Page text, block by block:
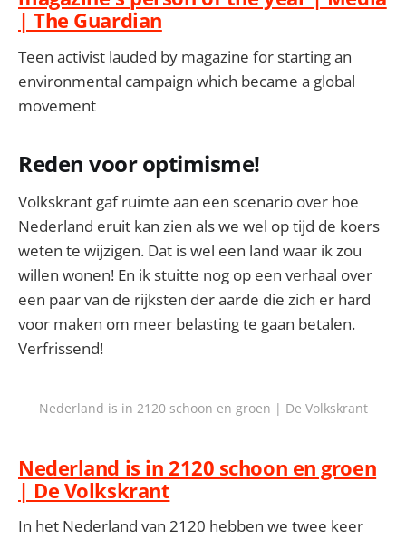
| The Guardian
Teen activist lauded by magazine for starting an
environmental campaign which became a global
movement
Reden voor optimisme!
Volkskrant gaf ruimte aan een scenario over hoe
Nederland eruit kan zien als we wel op tijd de koers
weten te wijzigen. Dat is wel een land waar ik zou
willen wonen! En ik stuitte nog op een verhaal over
een paar van de rijksten der aarde die zich er hard
voor maken om meer belasting te gaan betalen.
Verfrissend!
Nederland is in 2120 schoon en groen | De Volkskrant
Nederland is in 2120 schoon en groen
| De Volkskrant
In het Nederland van 2120 hebben we twee keer